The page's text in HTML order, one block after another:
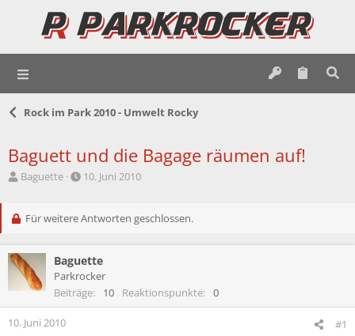
Rock im Park 2010 - Umwelt Rocky
Baguett und die Bagage räumen auf!
E
t
l
e
r
Baguette
E
t
l
t
a
m
10. Juni 2010
Für weitere Antworten geschlossen.
Baguette
Parkrocker
Beiträge
10 Reaktionspunkte 0
10. Juni 2010 #1